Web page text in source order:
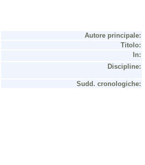
Autore principale:
Titolo:
In:
Discipline:
Sudd. cronologiche: